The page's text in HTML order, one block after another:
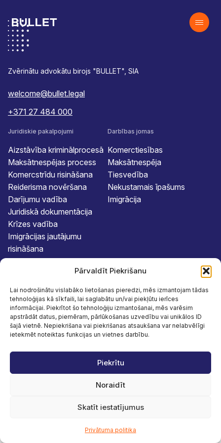
Pārvaldīt Piekrišanu
Lai nodrošinātu vislabāko lietošanas pieredzi, mēs izmantojam tādas
tehnoloģijas kā sīkfaili, lai saglabātu un/vai piekļūtu ierīces
informācijai. Piekrītot šo tehnoloģiju izmantošanai, mēs varēsim
apstrādāt datus, piemēram, pārlūkošanas uzvedību vai unikālos ID
šajā vietnē. Nepiekrišana vai piekrišanas atsaukšana var nelabvēlīgi
ietekmēt noteiktas funkcijas un vietnes darbību.
Piekrītu
Noraidīt
Skatīt iestatījumus
Privātuma politika
Zvērinātu advokātu birojs "BULLET", SIA
welcome@bullet.legal
+371 27 484 000
Juridiskie pakalpojumi
Aizstāvība kriminālprocesā
Maksātnespējas process
Komercstrīdu risināšana
Reiderisma novēršana
Darījumu vadība
Juridiskā dokumentācija
Krīzes vadība
Imigrācijas jautājumu
risināšana
Juridiskā palīdzība un
Darbības jomas
Komerctiesības
Maksātnespēja
Tiesvedība
Nekustamais īpašums
Imigrācija
Kārlis Zunde
Māris Bertmanis
Uldis Lapiņš
Aktualitātes
Advokātu birojs
Kontakti
eComStrive digitālā aģentūra